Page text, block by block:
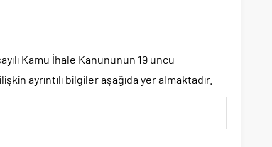
Kamu İhale Kanununun 19 uncu
ayrıntılı bilgiler aşağıda yer almaktadır.